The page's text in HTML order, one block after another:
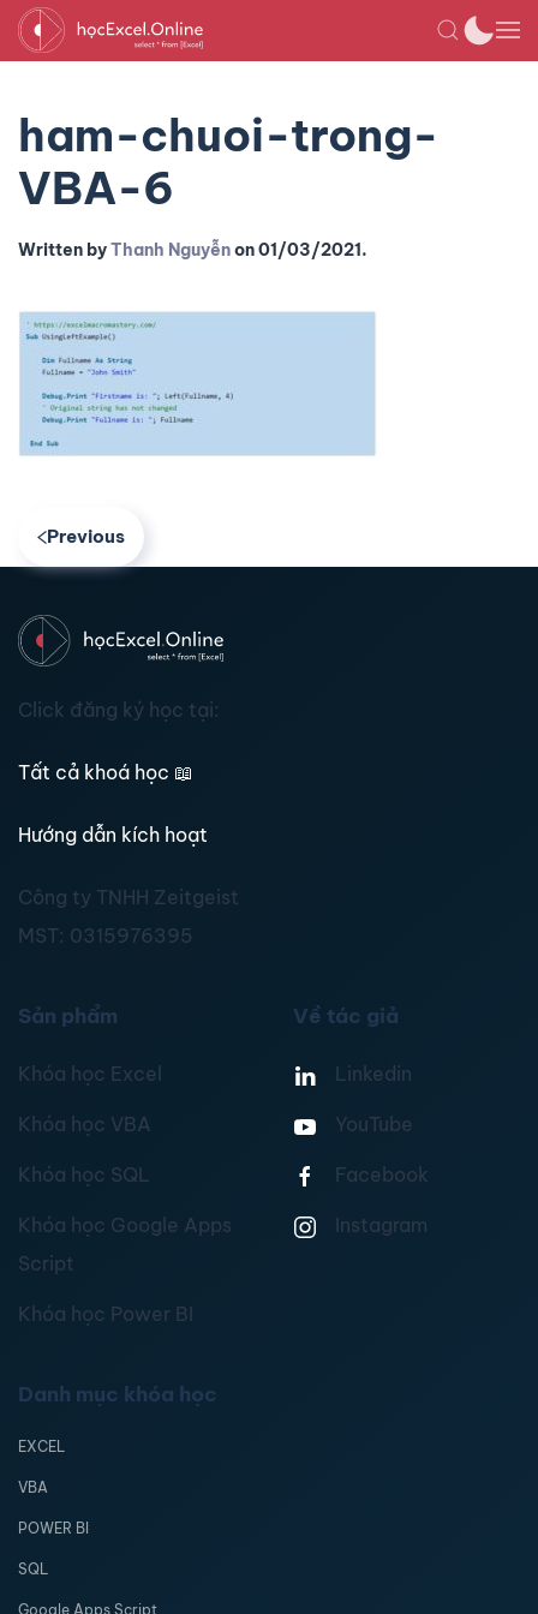
ham-chuoi-trong-
VBA-6
Written byThanh Nguyễnon01/03/2021.
Previous
Click đăng ký học tại:
Tất cả khoá học 📖
Hướng dẫn kích hoạt
Công ty TNHH Zeitgeist
MST: 0315976395
Sản phẩm
Khóa học Excel
Khóa học VBA
Khóa học SQL
Khóa học Google Apps
Script
Khóa học Power BI
Về tác giả
Linkedin
YouTube
Facebook
Instagram
Danh mục khóa học
EXCEL
VBA
POWER BI
SQL
Google Apps Script